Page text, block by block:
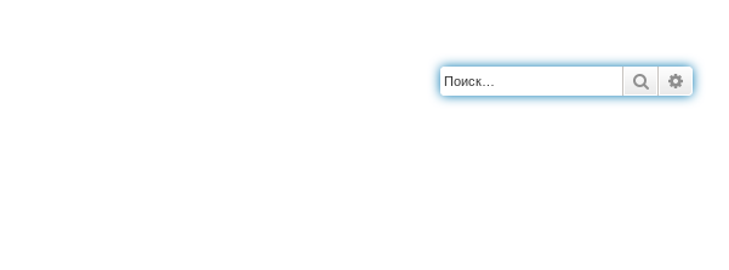
Поиск